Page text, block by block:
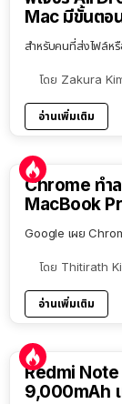
Mac มีขั้นตอ
สำหรับคนที่ส่งไฟล์ห
โดย Zakura
อ่านเพิ่มเติม
Chrome ทำล
MacBook
Google เผย
โดย Thitirath
อ่านเพิ่มเติม
Redmi
9,000mAh